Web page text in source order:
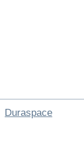
Duraspace